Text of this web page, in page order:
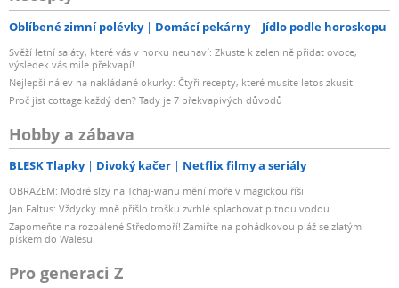
Oblíbené zimní polévky Domácí pekárny Jídlo podle horoskopu
Svěží letní saláty, které vás v horku neunaví: Zkuste k zelenině přidat ovoce,
výsledek vás mile překvapí!
Nejlepší nálev na nakládané okurky: Čtyři recepty, které musíte letos zkusit!
Proč jíst cottage každý den? Tady je 7 překvapivých důvodů
Hobby a zábava
BLESK Tlapky Divoký kačer Netflix filmy a seriály
OBRAZEM: Modré slzy na Tchaj-wanu mění moře v magickou říši
Jan Faltus: Vždycky mně přišlo trošku zvrhlé splachovat pitnou vodou
Zapomeňte na rozpálené Středomoří! Zamiřte na pohádkovou pláž se zlatým
pískem do Walesu
Pro generaci Z